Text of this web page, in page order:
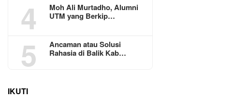
4
Moh Ali Murtadho, Alumni
UTM yang Berkip…
5
Ancaman atau Solusi
Rahasia di Balik Kab…
IKUTI